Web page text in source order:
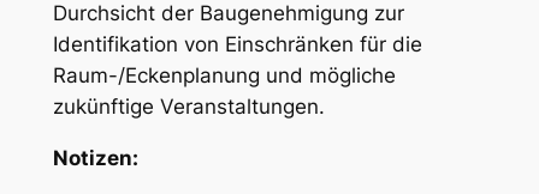
Durchsicht der Baugenehmigung zur
Identifikation von Einschränken für die
Raum-/Eckenplanung und mögliche
zukünftige Veranstaltungen.
Notizen: